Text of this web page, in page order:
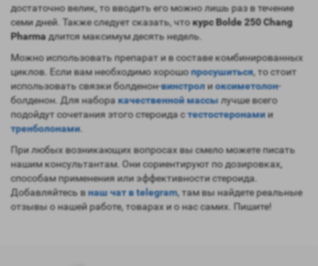
достаточно велик, то вводить его можно лишь раз в течение
семи дней. Также следует сказать, чтокурс Bolde 250 Chang
Pharmaдлится максимум десять недель.
Можно использовать препарат и в составе комбинированных
циклов. Если вам необходимо хорошопросушиться, то стоит
использовать связки болденон-винстролиоксиметолон-
болденон. Для наборакачественной массылучше всего
подойдут сочетания этого стероида стестостеронамии
тренболонами.
При любых возникающих вопросах вы смело можете писать
нашим консультантам. Они сориентируют по дозировках,
способам применения или эффективности стероида.
Добавляйтесь внаш чат в telegram, там вы найдете реальные
отзывы о нашей работе, товарах и о нас самих. Пишите!